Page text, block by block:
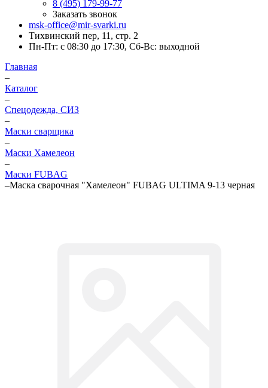
8 (495) 179-99-77
Заказать звонок
msk-office@mir-svarki.ru
Тихвинский пер, 11, стр. 2
Пн-Пт: с 08:30 до 17:30, Сб-Вс: выходной
Главная
–
Каталог
–
Спецодежда, СИЗ
–
Маски сварщика
–
Маски Хамелеон
–
Маски FUBAG
–Маска сварочная "Хамелеон" FUBAG ULTIMA 9-13 черная